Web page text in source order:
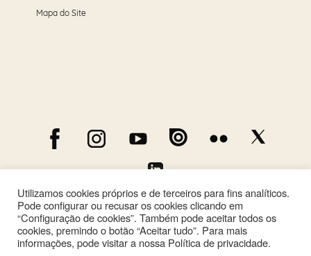
Mapa do Site
Utilizamos cookies próprios e de terceiros para fins analíticos.
Pode configurar ou recusar os cookies clicando em
“Configuração de cookies”. Também pode aceitar todos os
cookies, premindo o botão “Aceitar tudo”. Para mais
informações, pode visitar a nossa Política de privacidade.